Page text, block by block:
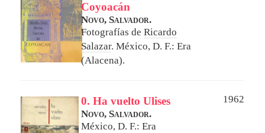
Coyoacán
Novo, Salvador.
Fotografías de Ricardo
Salazar. México, D. F.: Era
(Alacena).
0. Ha vuelto Ulises
1962
Novo, Salvador.
México, D. F.: Era